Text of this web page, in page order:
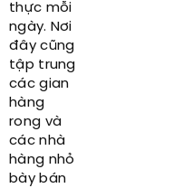
thực mỗi
ngày. Nơi
đây cũng
tập trung
các gian
hàng
rong và
các nhà
hàng nhỏ
bày bán